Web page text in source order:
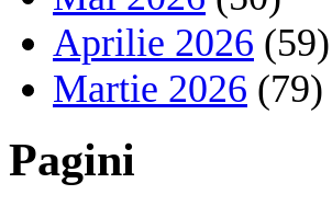
Aprilie 2026 (59)
Martie 2026 (79)
Pagini